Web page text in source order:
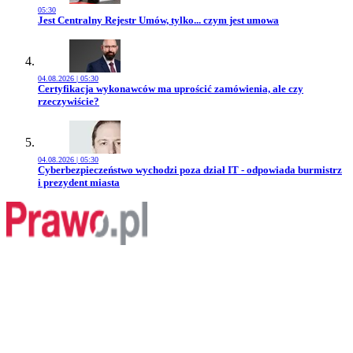
05:30
Przejdź do artykułu:
Jest Centralny Rejestr Umów, tylko... czym jest umowa
04.08.2026 | 05:30
Przejdź do artykułu:
Certyfikacja wykonawców ma uprościć zamówienia, ale czy
rzeczywiście?
04.08.2026 | 05:30
Przejdź do artykułu:
Cyberbezpieczeństwo wychodzi poza dział IT - odpowiada burmistrz
i prezydent miasta